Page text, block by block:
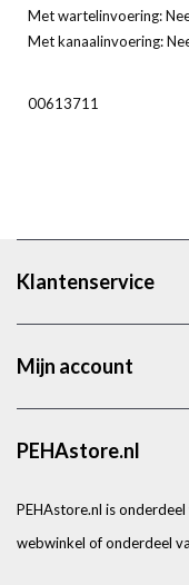
Met wartelinvoering:
Met kanaalinvoering:
00613711
Klantenservice
Mijn account
PEHAstore.nl
PEHAstore.nl is
webwinkel of onderdeel